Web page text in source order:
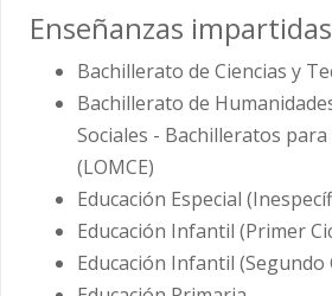
Enseñanzas impartidas
Bachillerato de Ciencias y
Bachillerato de
Sociales - Bachilleratos
(LOMCE)
Educación Especial
Educación Infantil (Primer
Educación Infantil (Segundo